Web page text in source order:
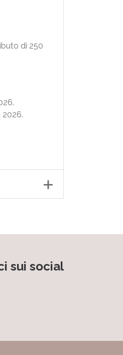
di 250
2026.
sui social